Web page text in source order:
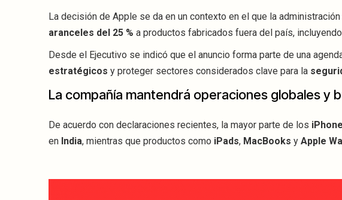
La decisión de Apple se da en un contexto en el que la
aranceles del 25 % a productos fabricados fuera del país,
Desde el Ejecutivo se indicó que el anuncio forma parte de una
estratégicos y proteger sectores considerados clave para la
La compañía mantendrá operaciones globales y
De acuerdo con declaraciones recientes, la mayor parte de los
en India, mientras que productos como iPads, MacBooks y Apple